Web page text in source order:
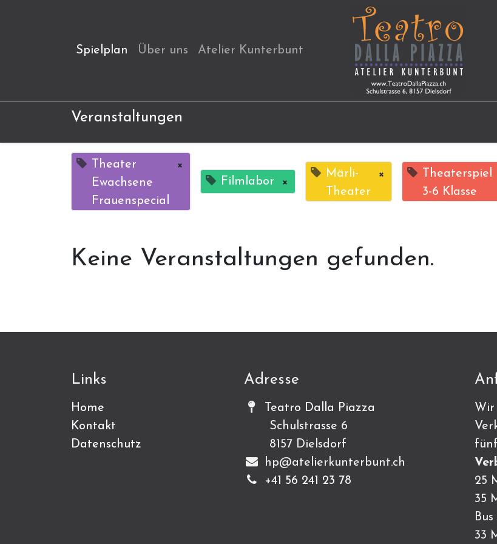
Spielplan Über uns Atelier Kunterbunt
Veranstaltungen
Theater
Ewachsene
Frauenspecial
×
Filmlabor
×
Märli-
Theater
×
Theaterspiel
3-6 Klasse
Keine Veranstaltungen gefunden.
Links
Home
Kontakt
Datenschutz
Adresse
Teatro Dalla Piazza
Schulstrasse 6
8157 Dielsdorf
hp@atelierkunterbunt.ch
+41 56 241 23 78
25
35
Bus
33